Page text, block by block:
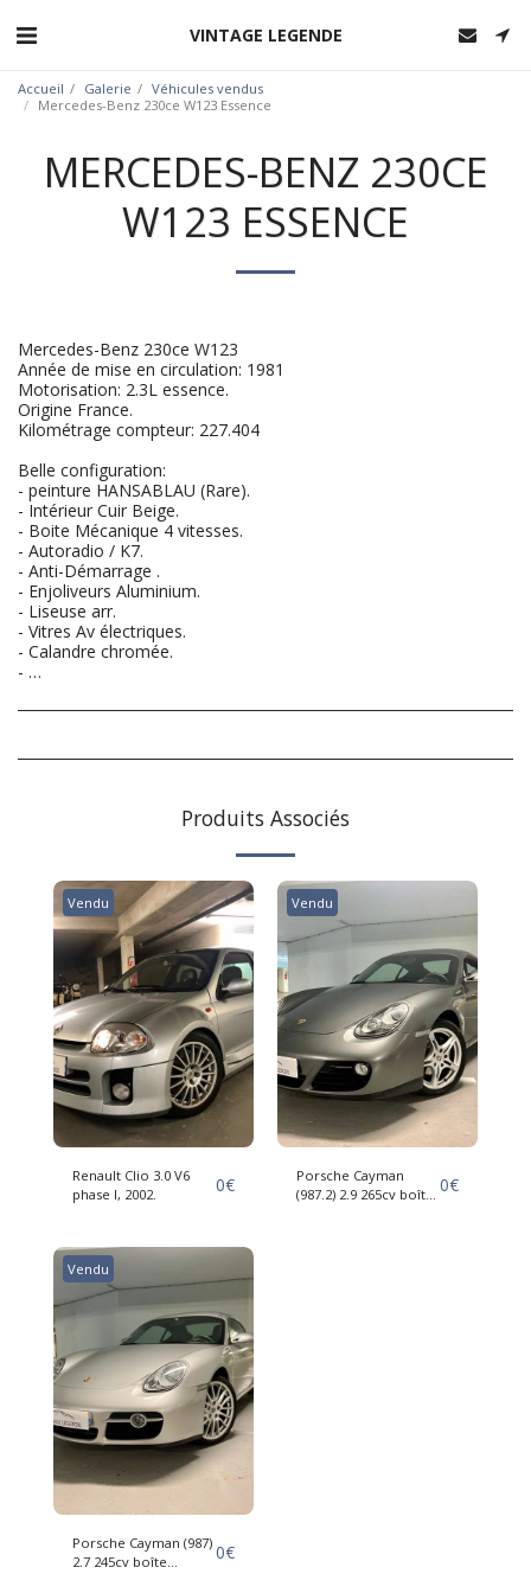
VINTAGE LEGENDE
Accueil Galerie
Véhicules vendus
Mercedes-Benz 230ce W123 Essence
MERCEDES-BENZ 230CE
W123 ESSENCE
Mercedes-Benz 230ce W123
Année de mise en circulation: 1981
Motorisation: 2.3L essence.
Origine France.
Kilométrage compteur: 227.404
Belle configuration:
- peinture HANSABLAU (Rare).
- Intérieur Cuir Beige.
- Boite Mécanique 4 vitesses.
- Autoradio / K7.
- Anti-Démarrage .
- Enjoliveurs Aluminium.
- Liseuse arr.
- Vitres Av électriques.
- Calandre chromée.
- …
Produits Associés
Vendu
Renault Clio 3.0 V6
phase I, 2002.
0€
Vendu
Porsche Cayman
(987.2) 2.9 265cv boîte 0€
Vendu
Porsche Cayman (987)
2.7 245cv boîte
0€